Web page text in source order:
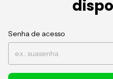
Senha de acesso